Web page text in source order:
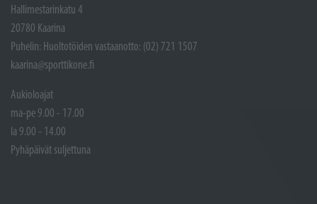
Hallimestarinkatu 4
20780 Kaarina
Puhelin: Huoltotöiden vastaanotto: (02) 721 1507
kaarina@sporttikone.fi
Aukioloajat
ma-pe 9.00 - 17.00
la 9.00 - 14.00
Pyhäpäivät suljettuna